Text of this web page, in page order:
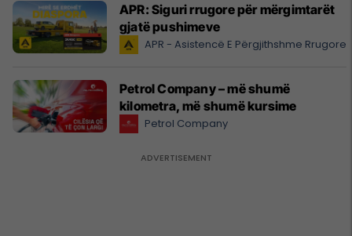
APR: Siguri rrugore për mërgimtarët
gjatë pushimeve
APR - Asistencë E Përgjithshme Rrugore
Petrol Company – më shumë
kilometra, më shumë kursime
Petrol Company